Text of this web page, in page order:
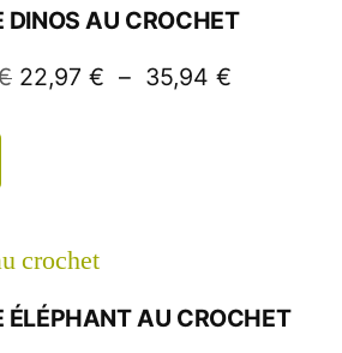
DINOS AU CROCHET
22,97 € – 35,94 €
ÉLÉPHANT AU CROCHET